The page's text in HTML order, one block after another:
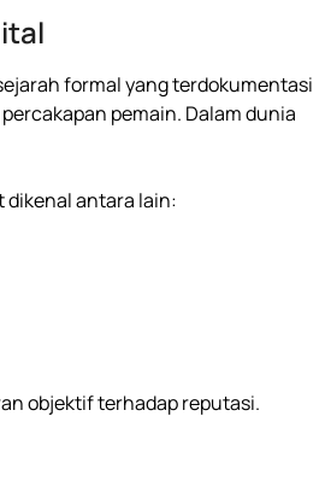
formal yang terdokumentasi
pemain. Dalam dunia
dikenal antara lain:
objektif terhadap reputasi.